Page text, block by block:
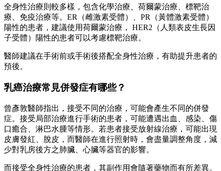
全身性治療則較多樣，包含化學治療、荷爾蒙治療、標靶治
療、免疫治療等。ER（雌激素受體）、PR（黃體激素受體）
陽性的患者，建議使用荷爾蒙治療， HER2（人類表皮生長因
子受體）陽性的患者可以考慮標靶治療。
醫師建議在手術前或手術後搭配全身性治療，有助提升患者的
預後。
乳癌治療常見併發症有哪些？
曾彥敦醫師指出，接受不同的治療，可能會產生不同的併發
症。接受局部治療進行手術的患者，可能遭遇出血、感染、傷
口癒合、淋巴水腫等情形。若患者接受放射線治療，可能出現
皮膚發紅、脫皮，而醫師在進行照射時，會盡量調整角度，減
少對乳房後方之肺臟、心臟等器官的影響。
而接受全身性治療的患者，其副作用會隨著藥物而有所差異。